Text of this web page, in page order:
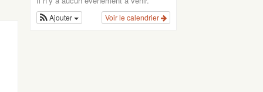
Voir le calendrier
Ajouter